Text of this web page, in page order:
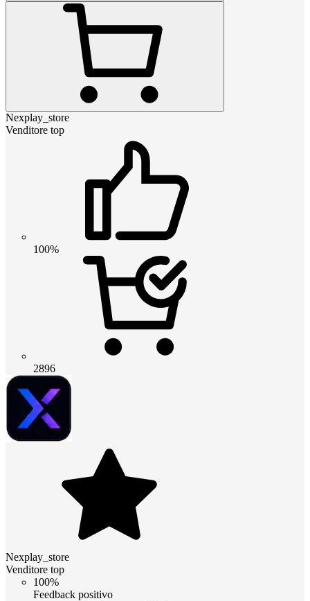
Nexplay_store
Venditore top
100%
2896
Nexplay_store
Venditore top
100%
Feedback positivo